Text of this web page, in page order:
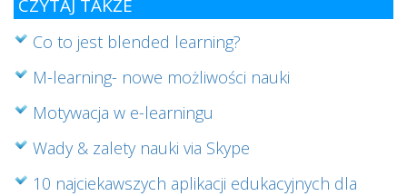
CZYTAJ TAKŻE
Co to jest blended learning?
M-learning- nowe możliwości nauki
Motywacja w e-learningu
Wady & zalety nauki via Skype
10 najciekawszych aplikacji edukacyjnych dla